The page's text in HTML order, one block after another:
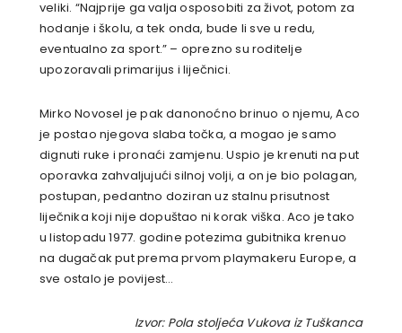
veliki. “Najprije ga valja osposobiti za život, potom za
hodanje i školu, a tek onda, bude li sve u redu,
eventualno za sport.” – oprezno su roditelje
upozoravali primarijus i liječnici.
Mirko Novosel je pak danonoćno brinuo o njemu, Aco
je postao njegova slaba točka, a mogao je samo
dignuti ruke i pronaći zamjenu. Uspio je krenuti na put
oporavka zahvaljujući silnoj volji, a on je bio polagan,
postupan, pedantno doziran uz stalnu prisutnost
liječnika koji nije dopuštao ni korak viška. Aco je tako
u listopadu 1977. godine potezima gubitnika krenuo
na dugačak put prema prvom playmakeru Europe, a
sve ostalo je povijest…
Izvor: Pola stoljeća Vukova iz Tuškanca